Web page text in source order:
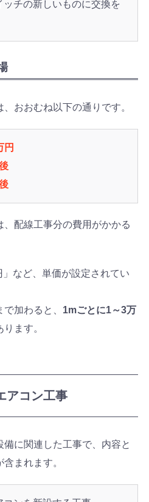
ッチの新しいものに交換を
おおむね以下の通りです。
円
配線工事分の費用がかかる
など、単価が設定されてい
加わると、 1mごとに1～3万
ります。
アコン工事
に関連した工事で、内容と
まれます。